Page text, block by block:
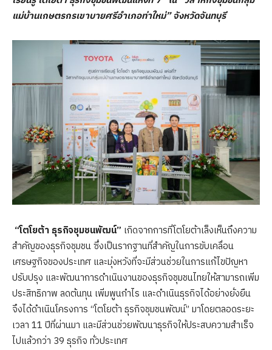
แม่บ้านเกษตรกรเขาบายศรีอำเภอท่าใหม่” จังหวัดจันทบุรี
“โตโยต้า ธุรกิจชุมชนพัฒน์” เกิดจากการที่โตโยต้าเล็งเห็นถึงความ
สำคัญของธุรกิจชุมชน ซึ่งเป็นรากฐานที่สำคัญในการขับเคลื่อน
เศรษฐกิจของประเทศ และมุ่งหวังที่จะมีส่วนช่วยในการแก้ไขปัญหา
ปรับปรุง และพัฒนาการดำเนินงานของธุรกิจชุมชนไทยให้สามารถเพิ่ม
ประสิทธิภาพ ลดต้นทุน เพิ่มพูนกำไร และดำเนินธุรกิจได้อย่างยั่งยืน
จึงได้ดำเนินโครงการ “โตโยต้า ธุรกิจชุมชนพัฒน์” มาโดยตลอดระยะ
เวลา 11 ปีที่ผ่านมา และมีส่วนช่วยพัฒนาธุรกิจให้ประสบความสำเร็จ
ไปแล้วกว่า 39 ธุรกิจ ทั่วประเทศ